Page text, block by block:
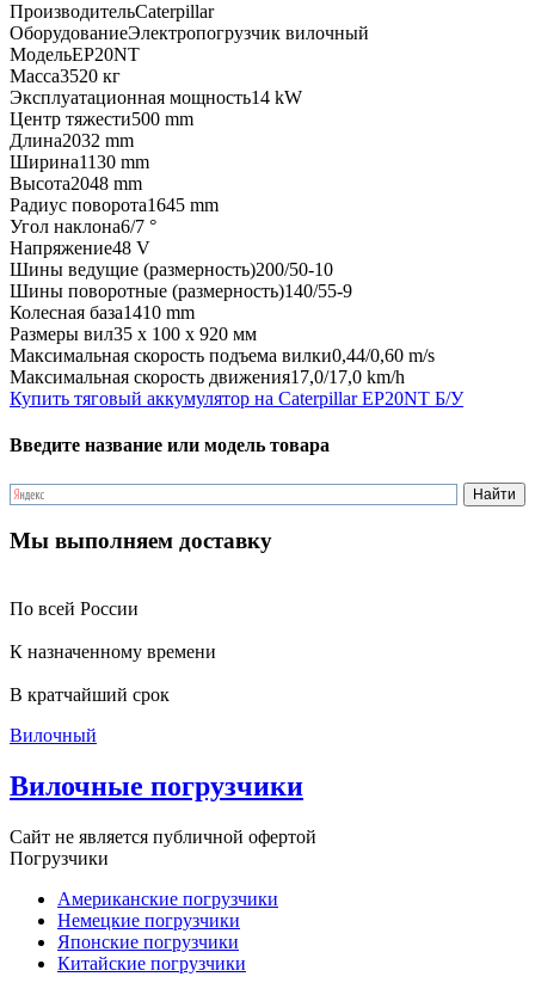
ПроизводительCaterpillar
ОборудованиеЭлектропогрузчик вилочный
МодельEP20NT
Масса3520 кг
Эксплуатационная мощность14 kW
Центр тяжести500 mm
Длина2032 mm
Ширина1130 mm
Высота2048 mm
Радиус поворота1645 mm
Угол наклона6/7 °
Напряжение48 V
Шины ведущие (размерность)200/50-10
Шины поворотные (размерность)140/55-9
Колесная база1410 mm
Размеры вил35 x 100 x 920 мм
Максимальная скорость подъема вилки0,44/0,60 m/s
Максимальная скорость движения17,0/17,0 km/h
Купить тяговый аккумулятор на Caterpillar EP20NT Б/У
Введите название или модель товара
Мы выполняем доставку
По всей России
К назначенному времени
В кратчайший срок
Вилочный
Вилочные погрузчики
Сайт не является публичной офертой
Погрузчики
Американские погрузчики
Немецкие погрузчики
Японские погрузчики
Китайские погрузчики